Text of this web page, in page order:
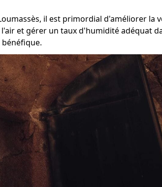
il est primordial d'améliorer la
et gérer un taux d'humidité adéquat